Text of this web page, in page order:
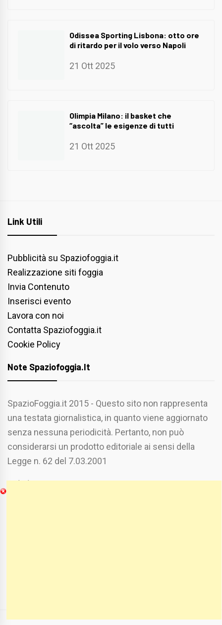
Odissea Sporting Lisbona: otto ore
di ritardo per il volo verso Napoli
21 Ott 2025
Olimpia Milano: il basket che
“ascolta” le esigenze di tutti
21 Ott 2025
Link Utili
Pubblicità su Spaziofoggia.it
Realizzazione siti foggia
Invia Contenuto
Inserisci evento
Lavora con noi
Contatta Spaziofoggia.it
Cookie Policy
Note Spaziofoggia.it
SpazioFoggia.it 2015 - Questo sito non rappresenta
una testata giornalistica, in quanto viene aggiornato
senza nessuna periodicità. Pertanto, non può
considerarsi un prodotto editoriale ai sensi della
Legge n. 62 del 7.03.2001
Chi Siamo